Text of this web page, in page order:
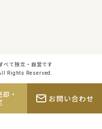
べて独立・自営です
Rights Reserved.
・
お問い合わせ